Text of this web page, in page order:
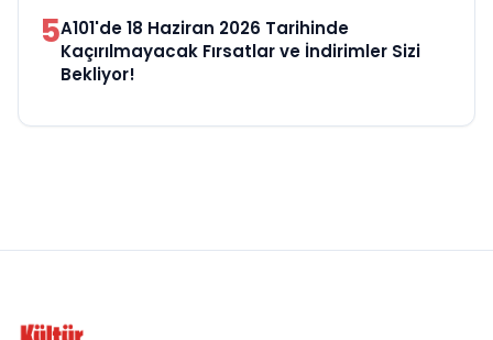
5A101'de 18 Haziran 2026 Tarihinde
Kaçırılmayacak Fırsatlar ve İndirimler Sizi
Bekliyor!